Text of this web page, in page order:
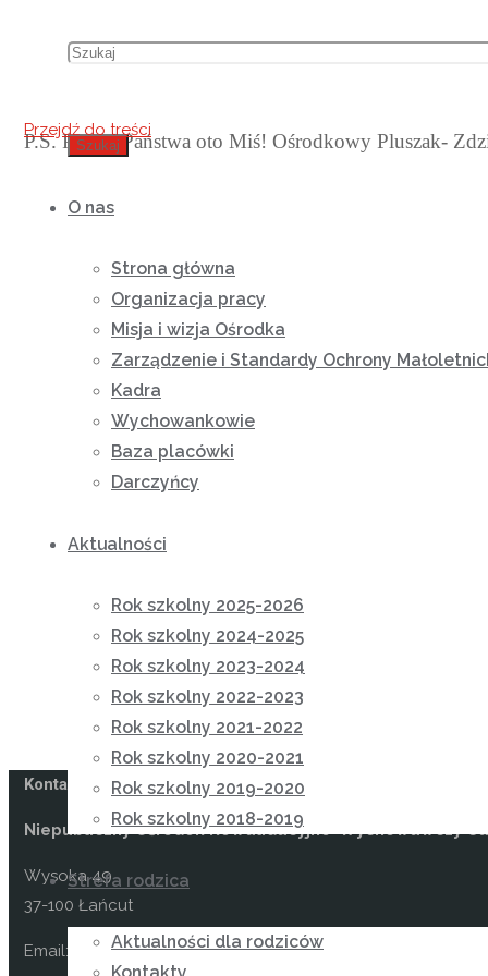
Szukaj
Przejdź do treści
O nas
Strona główna
Organizacja pracy
Misja i wizja Ośrodka
Zarządzenie i Standardy Ochrony
Kadra
Wychowankowie
Baza placówki
Darczyńcy
Aktualności
Rok szkolny 2025-2026
Rok szkolny 2024-2025
Rok szkolny 2023-2024
Rok szkolny 2022-2023
Rok szkolny 2021-2022
Rok szkolny 2020-2021
Rok szkolny 2019-2020
Rok szkolny 2018-2019
Strefa rodzica
Aktualności dla rodziców
P.S. Proszę Państwa oto Miś! Ośrodkowy Pluszak-
Kontakt
Niepubliczny Ośrodek Rewalidacyjno-Wychowawczy
Wysoka 49
37-100 Łańcut
Email: kontakt@osrodekwysoka.pl